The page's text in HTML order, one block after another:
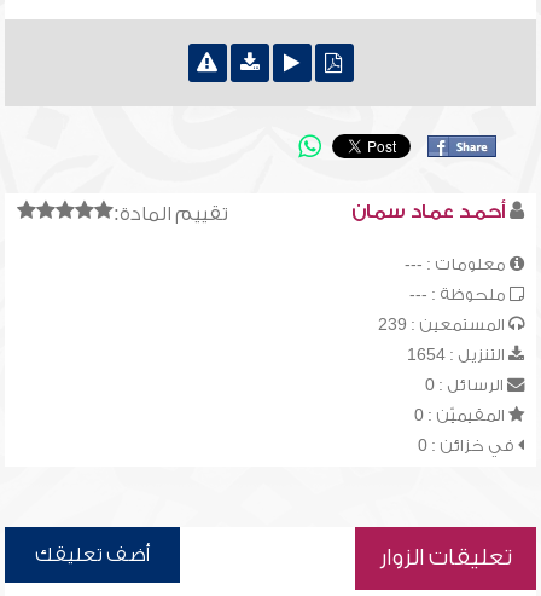
تقييم المادة: أحمد عماد سمان
معلومات : ---
ملحوظة : ---
المستمعين : 239
التنزيل : 1654
الرسائل : 0
المقيميّن : 0
في خزائن : 0
تعليقات الزوار أضف تعليقك